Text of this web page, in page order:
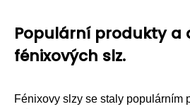
Populární produkty a
fénixových slz.
Fénixovy slzy se staly populárním